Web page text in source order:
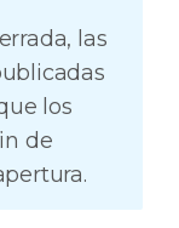
las
los
de